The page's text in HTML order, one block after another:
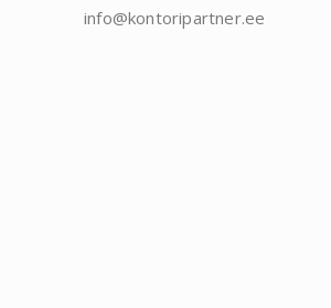
info@kontoripartner.ee